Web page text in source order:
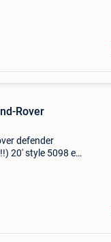
Rover
defender
20' style 5098 en